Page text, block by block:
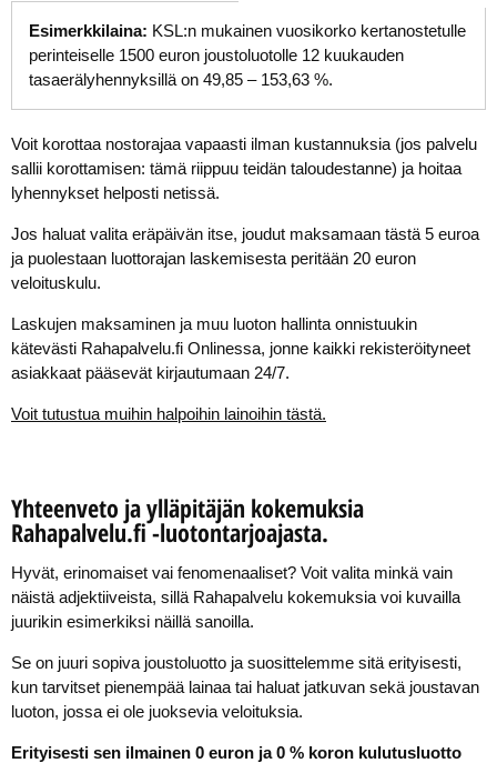
Esimerkkilaina: KSL:n mukainen vuosikorko kertanostetulle
perinteiselle 1500 euron joustoluotolle 12 kuukauden
tasaerälyhennyksillä on 49,85 – 153,63 %.
Voit korottaa nostorajaa vapaasti ilman kustannuksia (jos palvelu
sallii korottamisen: tämä riippuu teidän taloudestanne) ja hoitaa
lyhennykset helposti netissä.
Jos haluat valita eräpäivän itse, joudut maksamaan tästä 5 euroa
ja puolestaan luottorajan laskemisesta peritään 20 euron
veloituskulu.
Laskujen maksaminen ja muu luoton hallinta onnistuukin
kätevästi Rahapalvelu.fi Onlinessa, jonne kaikki rekisteröityneet
asiakkaat pääsevät kirjautumaan 24/7.
Voit tutustua muihin halpoihin lainoihin tästä.
Yhteenveto ja ylläpitäjän kokemuksia
Rahapalvelu.fi -luotontarjoajasta.
Hyvät, erinomaiset vai fenomenaaliset? Voit valita minkä vain
näistä adjektiiveista, sillä Rahapalvelu kokemuksia voi kuvailla
juurikin esimerkiksi näillä sanoilla.
Se on juuri sopiva joustoluotto ja suosittelemme sitä erityisesti,
kun tarvitset pienempää lainaa tai haluat jatkuvan sekä joustavan
luoton, jossa ei ole juoksevia veloituksia.
Erityisesti sen ilmainen 0 euron ja 0 % koron kulutusluotto